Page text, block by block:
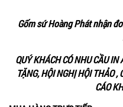
Gốm sứ Hoàng Phát nhận
QUÝ KHÁCH CÓ NHU CẦU IN
TẶNG, HỘI NGHỊ HỘI THẢO ,
CÁO